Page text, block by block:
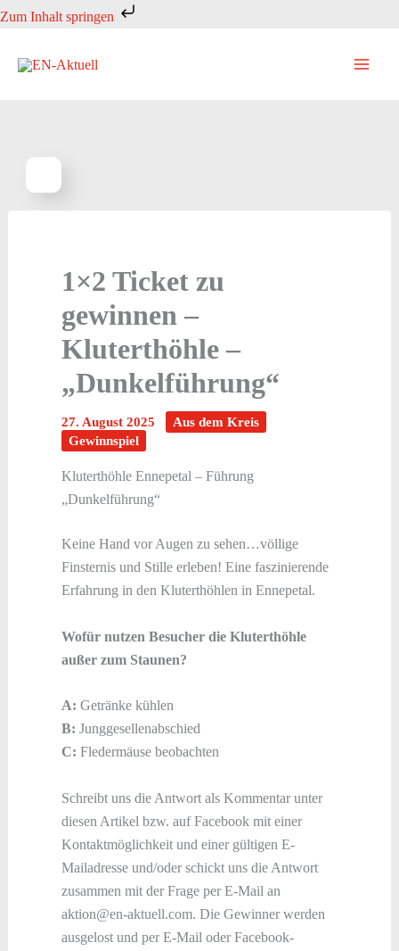
Zum Inhalt springen
Zum
springen
1×2 Ticket zu
gewinnen –
Kluterthöhle –
„Dunkelführung“
27. August 2025
Aus dem Kreis
Gewinnspiel
Kluterthöhle Ennepetal – Führung
„Dunkelführung“
Keine Hand vor Augen zu sehen…völlige
Finsternis und Stille erleben! Eine faszinierende
Erfahrung in den Kluterthöhlen in Ennepetal.
Wofür nutzen Besucher die Kluterthöhle
außer zum Staunen?
A: Getränke kühlen
B: Junggesellenabschied
C: Fledermäuse beobachten
Schreibt uns die Antwort als Kommentar unter
diesen Artikel bzw. auf Facebook mit einer
Kontaktmöglichkeit und einer gültigen E-
Mailadresse und/oder schickt uns die Antwort
zusammen mit der Frage per E-Mail an
aktion@en-aktuell.com. Die Gewinner werden
ausgelost und per E-Mail oder Facebook-